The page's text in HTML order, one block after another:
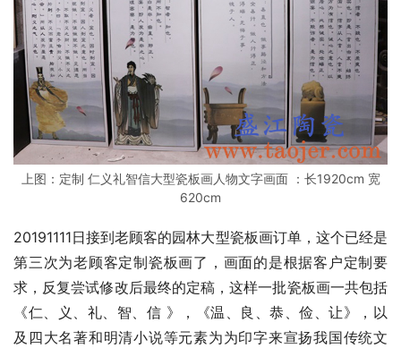
上图：定制 仁义礼智信大型瓷板画人物文字画面 ：长1920cm 宽
620cm
20191111日接到老顾客的园林大型瓷板画订单，这个已经是
第三次为老顾客定制瓷板画了，画面的是根据客户定制要
求，反复尝试修改后最终的定稿，这样一批瓷板画一共包括
《仁、义、礼、智、信 》，《温、良、恭、俭、让》，以
及四大名著和明清小说等元素为为印字来宣扬我国传统文